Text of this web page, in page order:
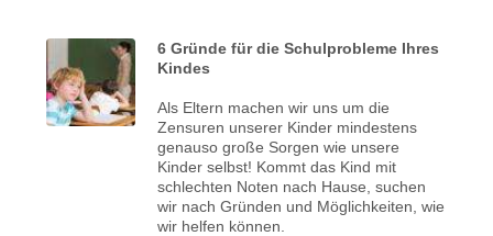
6 Gründe für die Schulprobleme Ihres
Kindes
Als Eltern machen wir uns um die
Zensuren unserer Kinder mindestens
genauso große Sorgen wie unsere
Kinder selbst! Kommt das Kind mit
schlechten Noten nach Hause, suchen
wir nach Gründen und Möglichkeiten, wie
wir helfen können.